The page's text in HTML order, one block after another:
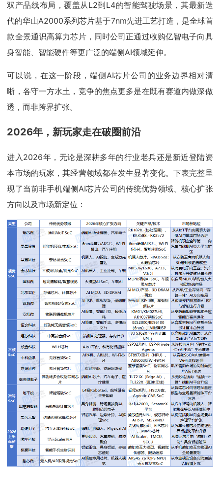
双产品线布局，覆盖从L2到L4的智能驾驶场景，其最新迭
代的华山A2000系列芯片基于7nm先进工艺打造，是全球首
款全景通识高算力芯片，同时公司正通过收购亿智电子向具
身智能、智能硬件等更广泛的端侧AI领域延伸。
可以说，在这一阶段，端侧AI芯片公司的业务边界相对清
晰，各守一方水土，竞争的焦点更多是在既有赛道内做深做
透，而非跨界扩张。
2026年，新玩家走在破圈前沿
进入2026年，无论是深耕多年的行业老兵还是新近登陆资
本市场的玩家，其经营领域都在发生显著变化。下表完整呈
现了当前非手机端侧AI芯片公司的传统优势领域、核心扩张
方向以及市场新定位：